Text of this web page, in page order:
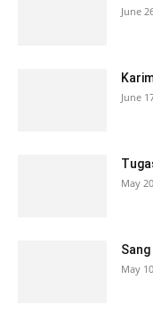
June
June
May
May